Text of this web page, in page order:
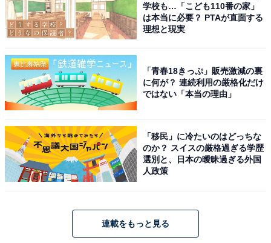
素直に聞き入れて頑張ってくれそう（30代男性／奈良
県）」「明るくておもしろく、可愛げがある。慕ってほ
しい（30代女性／大阪府）」などのコメントが寄せられ
ています。
＞次のページ：9位までの全ランキング結果を見る
※回答者のコメントは原文ママです
この記事の筆者：福島 ゆき プロフィール
心に、オールジャンルで執筆中のライター。時々、店舗
取材などのリポート記事も担当。All AboutおよびAll
学校も…「こども110番の家」
は本当に必要？ PTAが直面する
理想と現実
「青春18きっぷ」販売激減の裏
に何が？ 連続利用の厳格化だけ
ではない「本当の理由」
「移民」に冷たいのはどっちな
のか？ スイスの厳格過ぎる学歴
選別と、日本の曖昧過ぎる外国
人政策
連載をもっと見る